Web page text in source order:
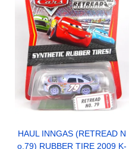
HAUL INNGAS (RETREAD N
o.79) RUBBER TIRE 2009 K-